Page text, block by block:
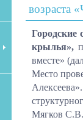
возраста
Городские
крылья»,
вместе»
Место
Мягков С.В.